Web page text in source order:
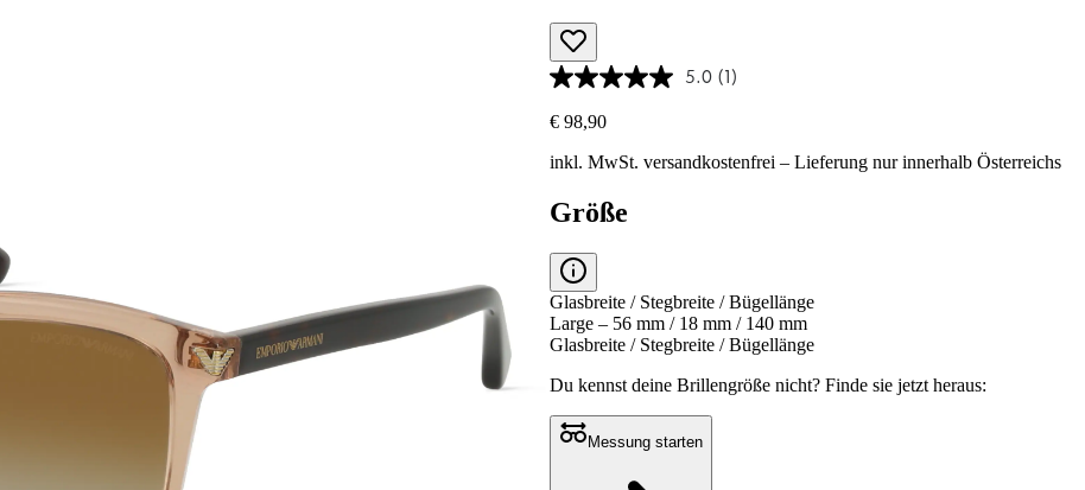
5.0 (1)
€ 98,90
inkl. MwSt.versandkostenfrei – Lieferung nur innerhalb Österreichs
Größe
Glasbreite / Stegbreite / Bügellänge
Large – 56 mm / 18 mm / 140 mm
Glasbreite / Stegbreite / Bügellänge
Du kennst deine Brillengröße nicht?Finde sie jetzt heraus:
Messung starten